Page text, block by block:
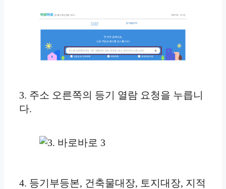
3. 주소 오른쪽의 등기 열람 요청을 누릅니
다.
4. 등기부등본, 건축물대장, 토지대장, 지적